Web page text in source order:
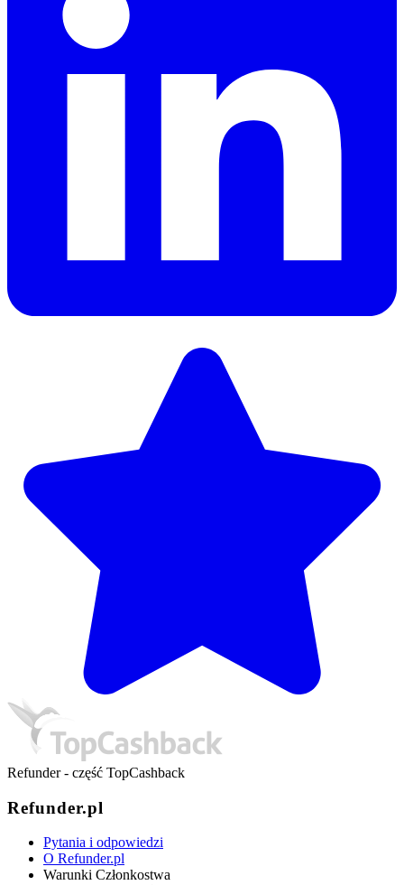
Refunder - część TopCashback
Refunder.pl
Pytania i odpowiedzi
O Refunder.pl
Warunki Członkostwa